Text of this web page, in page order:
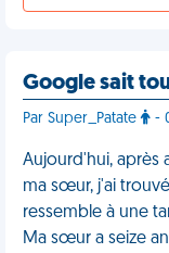
Google sait
Par Super_Patate -
Aujourd'hui, après
ma sœur, j'ai
ressemble à une
Ma sœur a seize